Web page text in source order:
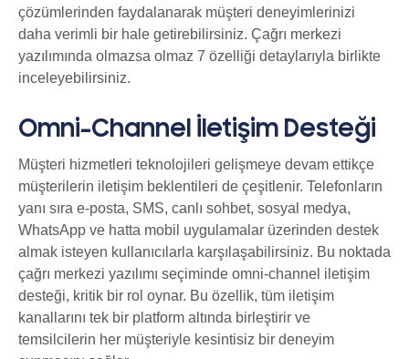
çözümlerinden faydalanarak müşteri deneyimlerinizi
daha verimli bir hale getirebilirsiniz. Çağrı merkezi
yazılımında olmazsa olmaz 7 özelliği detaylarıyla birlikte
inceleyebilirsiniz.
Omni-Channel İletişim Desteği
Müşteri hizmetleri teknolojileri gelişmeye devam ettikçe
müşterilerin iletişim beklentileri de çeşitlenir. Telefonların
yanı sıra e-posta, SMS, canlı sohbet, sosyal medya,
WhatsApp ve hatta mobil uygulamalar üzerinden destek
almak isteyen kullanıcılarla karşılaşabilirsiniz. Bu noktada
çağrı merkezi yazılımı seçiminde omni-channel iletişim
desteği, kritik bir rol oynar. Bu özellik, tüm iletişim
kanallarını tek bir platform altında birleştirir ve
temsilcilerin her müşteriyle kesintisiz bir deneyim